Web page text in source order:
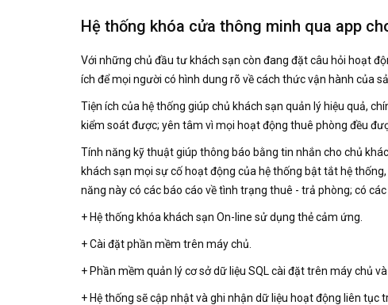
Hệ thống khóa cửa thông minh qua app
Với những chủ đầu tư khách sạn còn đang đặt câu hỏi hoạt
ích để mọi người có hình dung rõ về cách thức vận hành của
Tiện ích của hệ thống giúp chủ khách sạn quản lý hiệu quả,
kiểm soát được; yên tâm vì mọi hoạt động thuê phòng đều
Tính năng kỹ thuật giúp thông báo bằng tin nhắn cho chủ
khách sạn mọi sự cố hoạt động của hệ thống bật tắt hệ
năng này có các báo cáo về tình trạng thuê - trả phòng; có
+ Hệ thống khóa khách sạn On-line sử dụng thẻ cảm ứng.
+ Cài đặt phần mềm trên máy chủ.
+ Phần mềm quản lý cơ sở dữ liệu SQL cài đặt trên máy chủ
+ Hệ thống sẽ cập nhật và ghi nhận dữ liệu hoạt động liên tục